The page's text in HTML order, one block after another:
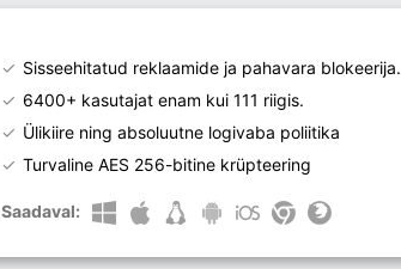
Sisseehitatud reklaamide ja pahavara blokeerija.
6400+ kasutajat enam kui 111 riigis.
Ülikiire ning absoluutne logivaba poliitika
Turvaline AES 256-bitine krüpteering
Saadaval: